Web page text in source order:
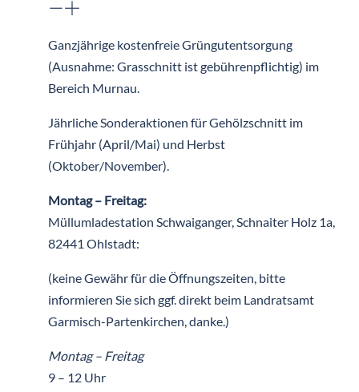
Ganzjährige kostenfreie Grüngutentsorgung
(Ausnahme: Grasschnitt ist gebührenpflichtig) im
Bereich Murnau.
Jährliche Sonderaktionen für Gehölzschnitt im
Frühjahr (April/Mai) und Herbst
(Oktober/November).
Montag – Freitag:
Müllumladestation Schwaiganger, Schnaiter Holz 1a,
82441 Ohlstadt:
(keine Gewähr für die Öffnungszeiten, bitte
informieren Sie sich ggf. direkt beim Landratsamt
Garmisch-Partenkirchen, danke.)
Montag – Freitag
9 – 12 Uhr